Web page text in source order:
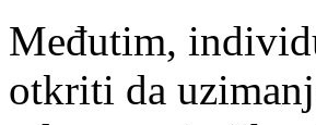
Međutim,
otkriti da